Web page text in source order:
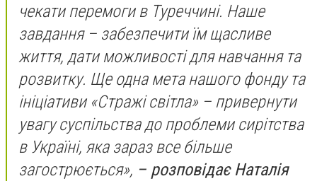
чекати перемоги в Туреччині. Наше
завдання – забезпечити їм щасливе
життя, дати можливості для навчання та
розвитку. Ще одна мета нашого фонду та
ініціативи «Стражі світла» – привернути
увагу суспільства до проблеми сирітства
в Україні, яка зараз все більше
загострюється», – розповідає Наталія